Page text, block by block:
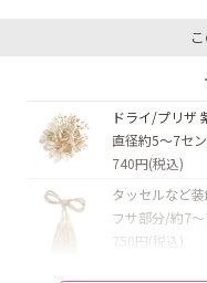
ドライ/プリザ
直径約5〜7セ
740円(税込)
タッセルなど
フサ部分/約7
750円(税込)